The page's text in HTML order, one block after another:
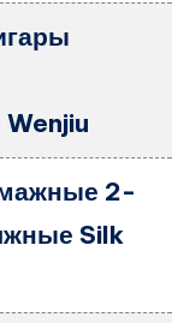
2-
Silk